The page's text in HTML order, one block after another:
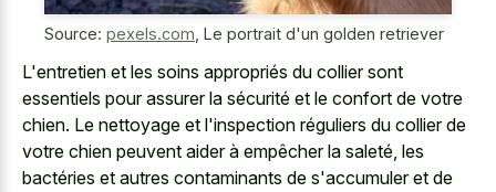
Source: pexels.com Le portrait d'un golden retriever
L'entretien et les soins appropriés du collier sont
essentiels pour assurer la sécurité et le confort de votre
chien. Le nettoyage et l'inspection réguliers du collier de
votre chien peuvent aider à empêcher la saleté, les
bactéries et autres contaminants de s'accumuler et de